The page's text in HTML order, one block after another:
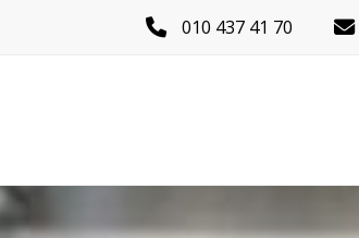
010 437 41 70